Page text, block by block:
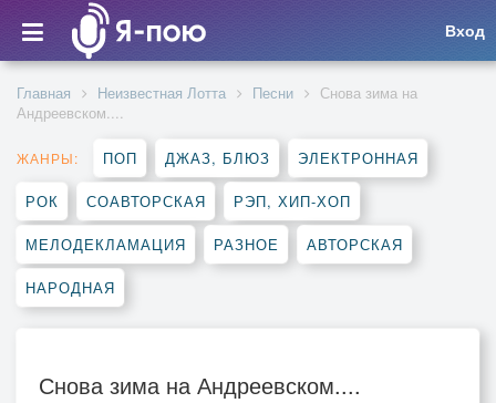
Вход
Главная Неизвестная Лотта Песни
Снова зима на
Андреевском....
ЖАНРЫ: ПОП ДЖАЗ, БЛЮЗ ЭЛЕКТРОННАЯ
РОК СОАВТОРСКАЯ РЭП, ХИП-ХОП
МЕЛОДЕКЛАМАЦИЯ РАЗНОЕ АВТОРСКАЯ
НАРОДНАЯ
Снова зима на Андреевском....